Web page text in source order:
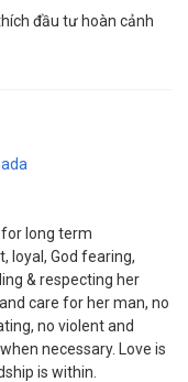
đầu tư hoàn cảnh
long term
loyal, God fearing,
& respecting her
care for her man, no
no violent and
necessary. Love is
is within.